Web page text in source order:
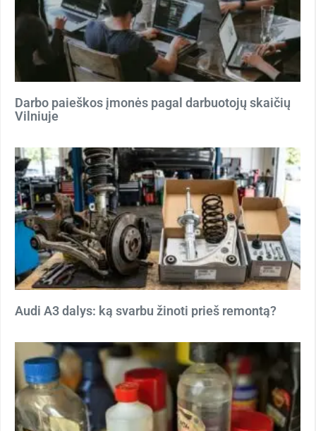
Darbo paieškos įmonės pagal darbuotojų skaičių
Vilniuje
Audi A3 dalys: ką svarbu žinoti prieš remontą?